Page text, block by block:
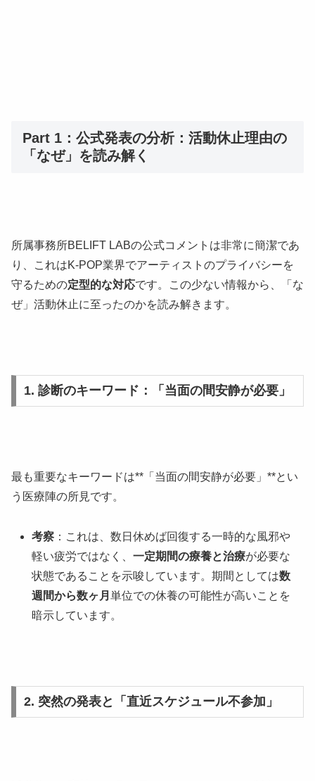
Part 1：公式発表の分析：活動休止理由の
「なぜ」を読み解く
所属事務所BELIFT LABの公式コメントは非常に簡潔であ
り、これはK-POP業界でアーティストのプライバシーを
守るための定型的な対応です。この少ない情報から、「な
ぜ」活動休止に至ったのかを読み解きます。
1. 診断のキーワード：「当面の間安静が必要」
最も重要なキーワードは**「当面の間安静が必要」**とい
う医療陣の所見です。
考察 ：これは、数日休めば回復する一時的な風邪や
軽い疲労ではなく、一定期間の療養と治療が必要な
状態であることを示唆しています。期間としては数
週間から数ヶ月単位での休養の可能性が高いことを
暗示しています。
2. 突然の発表と「直近スケジュール不参加」